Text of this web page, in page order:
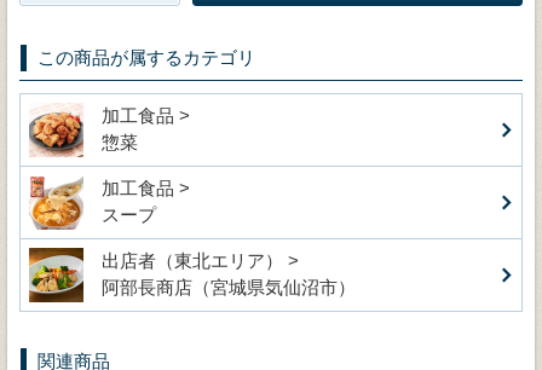
この商品が属するカテゴリ
加工食品 >
惣菜
加工食品 >
スープ
出店者（東北エリア） >
阿部長商店（宮城県気仙沼市）
関連商品